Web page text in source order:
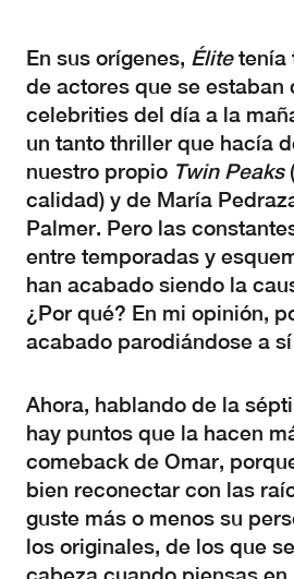
En sus orígenes, Élitetenía
de actores que se estaban
celebrities del día a la
un tanto thriller que hacía
nuestro propio Twin Peaks
calidad) y de María
Palmer. Pero las
entre temporadas y
han acabado siendo la
¿Por qué? En mi opinión,
acabado parodiándose a
Ahora, hablando de la
hay puntos que la hacen
comeback de Omar,
bien reconectar con las
guste más o menos su
los originales, de los que